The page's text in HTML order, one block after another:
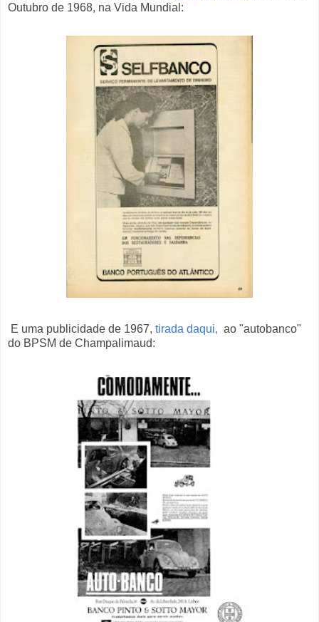
Outubro de 1968, na Vida Mundial:
E uma publicidade de 1967, tirada daqui, ao "autobanco"
do BPSM de Champalimaud: